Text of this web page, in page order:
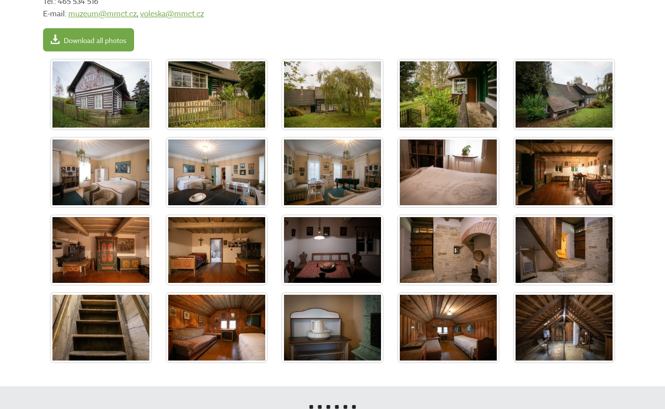
E-mail: muzeum@mmct.cz, voleska@mmct.cz
Download all photos